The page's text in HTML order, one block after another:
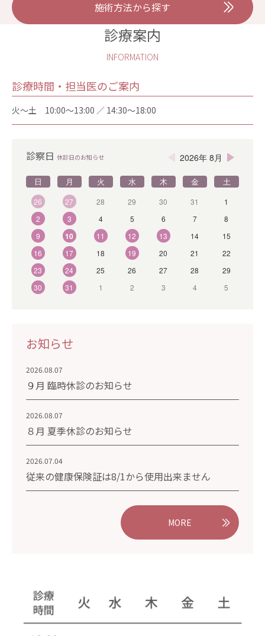
施術方法から探す
診療案内
INFORMATION
診療時間・担当医のご案内
火〜土 10:00～13:00 ／ 14:30～18:00
診察日 休診日のお知らせ 2026年 8月
日 月 火 水 木 金 土
26 27 28 29 30 31
1
2
3 4 5 6 7
8
9
10 11 12 13 14
15
16
17 18 19 20 21
22
23
24 25 26 27 28
29
30
31 1 2 3 4 5
お知らせ
2026.08.07
９月 臨時休診のお知らせ
2026.08.07
８月 夏季休診のお知らせ
2026.07.04
従来の健康保険証は8/1から使用出来ません
MORE